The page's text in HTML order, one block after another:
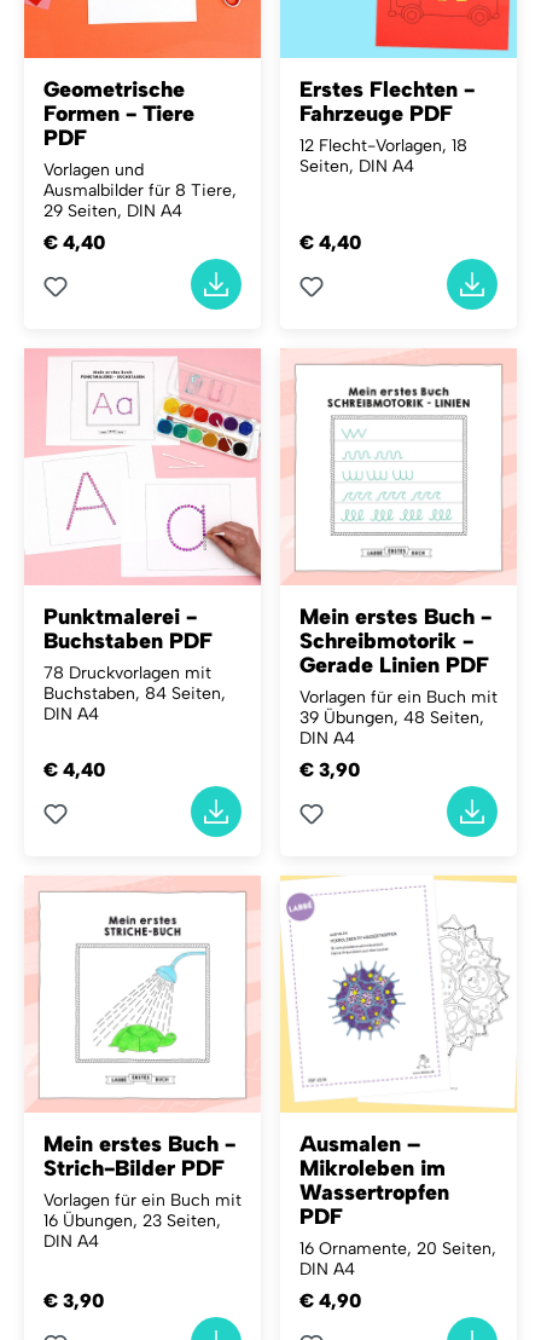
Geometrische
Formen - Tiere
PDF
Vorlagen und
Ausmalbilder für 8 Tiere,
29 Seiten, DIN A4
€ 4,40
Erstes Flechten -
Fahrzeuge PDF
12 Flecht-Vorlagen, 18
Seiten, DIN A4
€ 4,40
Punktmalerei -
Buchstaben PDF
78 Druckvorlagen mit
Buchstaben, 84 Seiten,
DIN A4
€ 4,40
Mein erstes Buch -
Schreibmotorik -
Gerade Linien PDF
Vorlagen für ein Buch mit
39 Übungen, 48 Seiten,
DIN A4
€ 3,90
Mein erstes Buch -
Strich-Bilder PDF
Vorlagen für ein Buch mit
16 Übungen, 23 Seiten,
DIN A4
€ 3,90
Ausmalen –
Mikroleben im
Wassertropfen
PDF
16 Ornamente, 20 Seiten,
DIN A4
€ 4,90